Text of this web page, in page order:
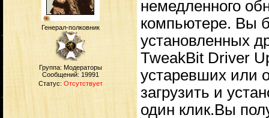
Генерал-полковник
Группа: Модераторы
Сообщений: 19991
Статус: Отсутствует
немедленного
компьютере. Вы
установленных
TweakBit Driver
устаревших или
загрузить и
один клик.Вы